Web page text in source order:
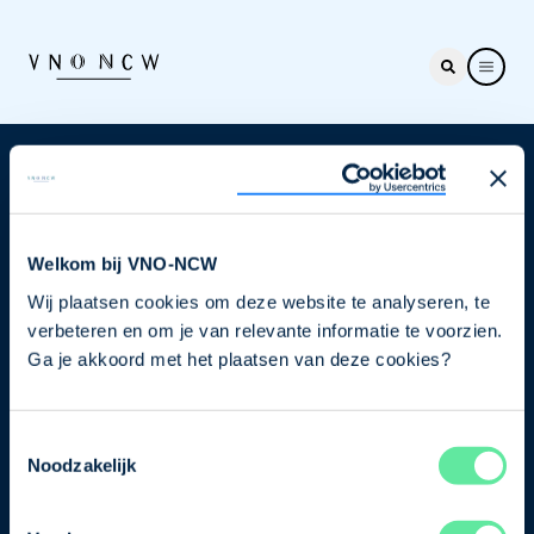
Welkom bij VNO-NCW
Wij plaatsen cookies om deze website te analyseren, te
verbeteren en om je van relevante informatie te voorzien.
Ga je akkoord met het plaatsen van deze cookies?
Noodzakelijk
Nieuwsbrief
je nu in voor de VNO-NCW nieuwsbrief.
Schrijf je in
Direct naar
Ons verhaal